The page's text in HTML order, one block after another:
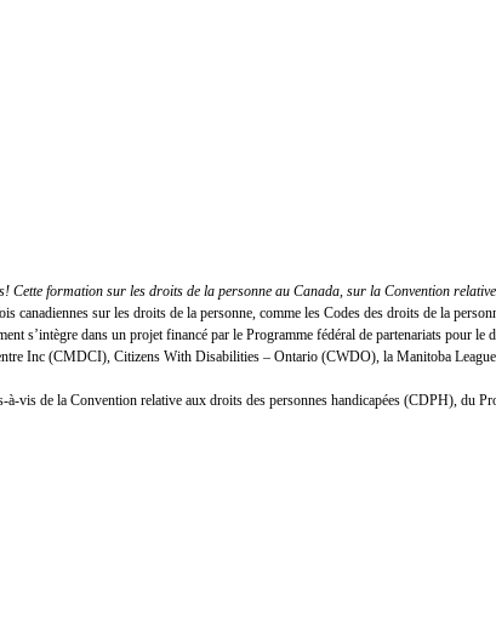
Cette formation sur les droits de la personne au Canada, sur la Convention
canadiennes sur les droits de la personne, comme les Codes des droits de la
s’intègre dans un projet financé par le Programme fédéral de partenariats pour
Inc (CMDCI), Citizens With Disabilities – Ontario (CWDO), la Manitoba
vis de la Convention relative aux droits des personnes handicapées (CDPH), du